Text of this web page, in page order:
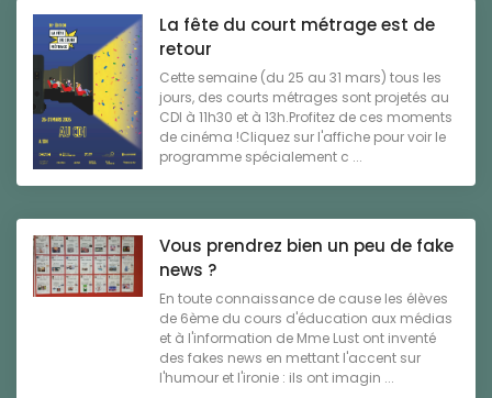
La fête du court métrage est de
retour
Cette semaine (du 25 au 31 mars) tous les
jours, des courts métrages sont projetés au
CDI à 11h30 et à 13h.Profitez de ces moments
de cinéma !Cliquez sur l'affiche pour voir le
programme spécialement c ...
Vous prendrez bien un peu de fake
news ?
En toute connaissance de cause les élèves
de 6ème du cours d'éducation aux médias
et à l'information de Mme Lust ont inventé
des fakes news en mettant l'accent sur
l'humour et l'ironie : ils ont imagin ...